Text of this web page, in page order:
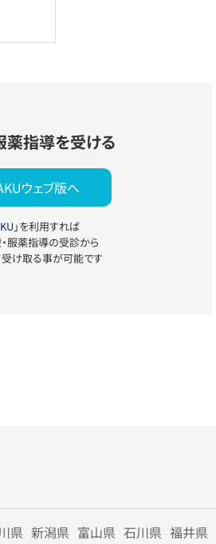
薬指導を受ける
ウェブ版へ
」を利用すれば
服薬指導の受診から
け取る事が可能です
県 新潟県 富山県 石川県 福井県